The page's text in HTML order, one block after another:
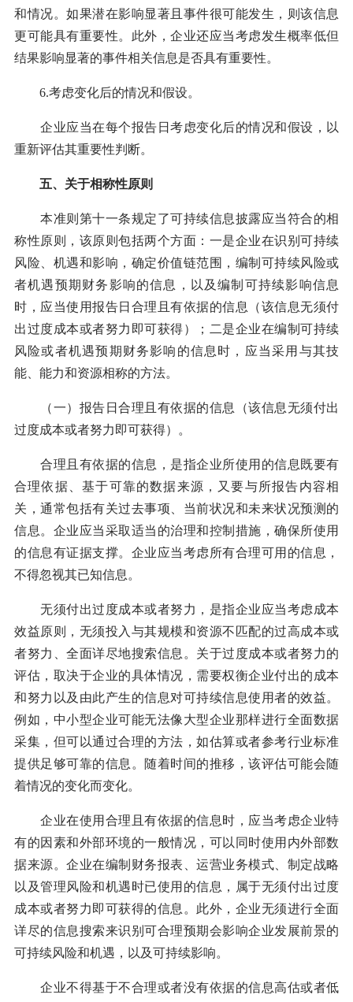
和情况。如果潜在影响显著且事件很可能发生，则该信息
更可能具有重要性。此外，企业还应当考虑发生概率低但
结果影响显著的事件相关信息是否具有重要性。
6.考虑变化后的情况和假设。
企业应当在每个报告日考虑变化后的情况和假设，以
重新评估其重要性判断。
五、关于相称性原则
本准则第十一条规定了可持续信息披露应当符合的相
称性原则，该原则包括两个方面：一是企业在识别可持续
风险、机遇和影响，确定价值链范围，编制可持续风险或
者机遇预期财务影响的信息，以及编制可持续影响信息
时，应当使用报告日合理且有依据的信息（该信息无须付
出过度成本或者努力即可获得）；二是企业在编制可持续
风险或者机遇预期财务影响的信息时，应当采用与其技
能、能力和资源相称的方法。
（一）报告日合理且有依据的信息（该信息无须付出
过度成本或者努力即可获得）。
合理且有依据的信息，是指企业所使用的信息既要有
合理依据、基于可靠的数据来源，又要与所报告内容相
关，通常包括有关过去事项、当前状况和未来状况预测的
信息。企业应当采取适当的治理和控制措施，确保所使用
的信息有证据支撑。企业应当考虑所有合理可用的信息，
不得忽视其已知信息。
无须付出过度成本或者努力，是指企业应当考虑成本
效益原则，无须投入与其规模和资源不匹配的过高成本或
者努力、全面详尽地搜索信息。关于过度成本或者努力的
评估，取决于企业的具体情况，需要权衡企业付出的成本
和努力以及由此产生的信息对可持续信息使用者的效益。
例如，中小型企业可能无法像大型企业那样进行全面数据
采集，但可以通过合理的方法，如估算或者参考行业标准
提供足够可靠的信息。随着时间的推移，该评估可能会随
着情况的变化而变化。
企业在使用合理且有依据的信息时，应当考虑企业特
有的因素和外部环境的一般情况，可以同时使用内外部数
据来源。企业在编制财务报表、运营业务模式、制定战略
以及管理风险和机遇时已使用的信息，属于无须付出过度
成本或者努力即可获得的信息。此外，企业无须进行全面
详尽的信息搜索来识别可合理预期会影响企业发展前景的
可持续风险和机遇，以及可持续影响。
企业不得基于不合理或者没有依据的信息高估或者低